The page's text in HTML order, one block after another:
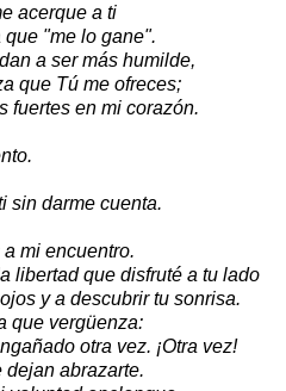
acerque a ti
"me lo gane".
a ser más humilde,
que Tú me ofreces;
fuertes en mi corazón.
sin darme cuenta.
mi encuentro.
libertad que disfruté a tu lado
y a descubrir tu sonrisa.
que vergüenza:
otra vez. ¡Otra vez!
dejan abrazarte.